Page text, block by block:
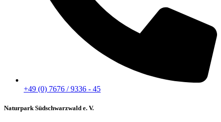
+49 (0) 7676 / 9336 - 45
Naturpark Südschwarzwald e. V.